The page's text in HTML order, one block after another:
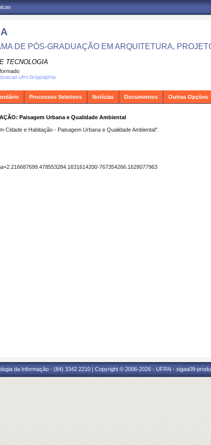
DE PÓS-GRADUAÇÃO EM ARQUITETURA,
TECNOLOGIA
ppapma
Processos Seletivos Notícias Documentos Outras Opções
Paisagem Urbana e Qualidade Ambiental
Cidade e Habitação - Paisagem Urbana e Qualidade Ambiental".
767354266.1628077963
da Informação - (84) 3342 2210 | Copyright © 2006-2026 - UFRN - sigaa09-